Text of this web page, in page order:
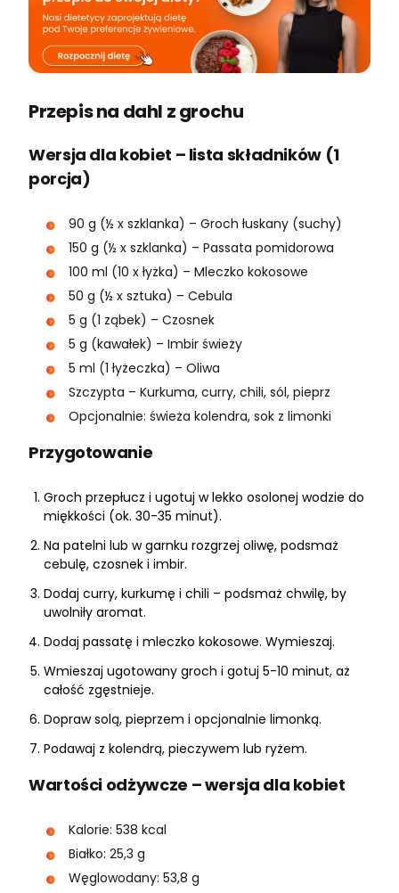
Przepis na dahl z grochu
Wersja dla kobiet – lista składników (1
porcja)
90 g (½ x szklanka) – Groch łuskany (suchy)
150 g (½ x szklanka) – Passata pomidorowa
100 ml (10 x łyżka) – Mleczko kokosowe
50 g (½ x sztuka) – Cebula
5 g (1 ząbek) – Czosnek
5 g (kawałek) – Imbir świeży
5 ml (1 łyżeczka) – Oliwa
Szczypta – Kurkuma, curry, chili, sól, pieprz
Opcjonalnie: świeża kolendra, sok z limonki
Przygotowanie
Groch przepłucz i ugotuj w lekko osolonej wodzie do
miękkości (ok. 30-35 minut).
Na patelni lub w garnku rozgrzej oliwę, podsmaż
cebulę, czosnek i imbir.
Dodaj curry, kurkumę i chili – podsmaż chwilę, by
uwolniły aromat.
Dodaj passatę i mleczko kokosowe. Wymieszaj.
Wmieszaj ugotowany groch i gotuj 5-10 minut, aż
całość zgęstnieje.
Dopraw solą, pieprzem i opcjonalnie limonką.
Podawaj z kolendrą, pieczywem lub ryżem.
Wartości odżywcze – wersja dla kobiet
Kalorie: 538 kcal
Białko: 25,3 g
Węglowodany: 53,8 g